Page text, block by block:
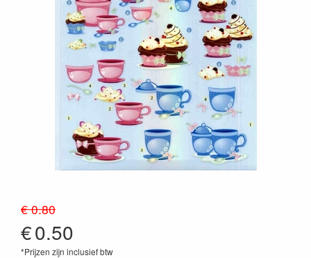
€ 0.80
€0.50
*Prijzen zijn inclusief btw